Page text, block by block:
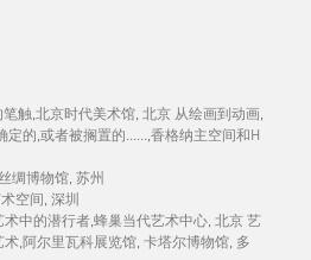
触,北京时代美术馆, 北京 从绘画到动画,
的,或者被搁置的......,香格纳主空间和H
绸博物馆, 苏州
空间, 深圳
中的潜行者,蜂巢当代艺术中心, 北京 艺
,阿尔里瓦科展览馆, 卡塔尔博物馆, 多